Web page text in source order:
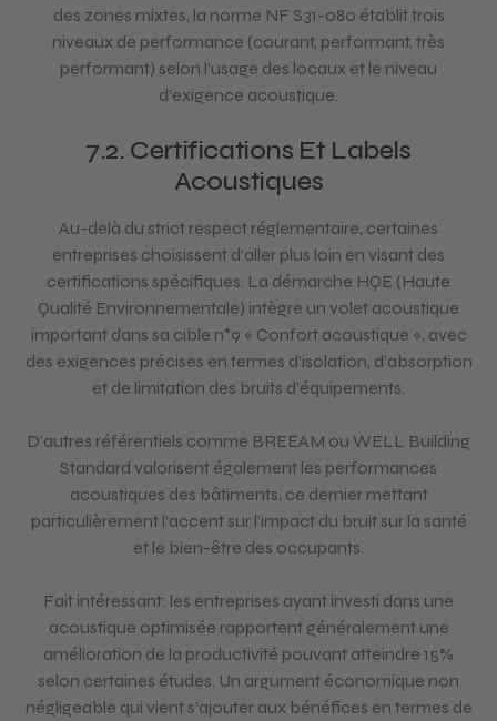
des zones mixtes, la norme NF S31-080 établit trois
niveaux de performance (courant, performant, très
performant) selon l’usage des locaux et le niveau
d’exigence acoustique.
7.2. Certifications Et Labels
Acoustiques
Au-delà du strict respect réglementaire, certaines
entreprises choisissent d’aller plus loin en visant des
certifications spécifiques. La démarche HQE (Haute
Qualité Environnementale) intègre un volet acoustique
important dans sa cible n°9 « Confort acoustique », avec
des exigences précises en termes d’isolation, d’absorption
et de limitation des bruits d’équipements.
D’autres référentiels comme BREEAM ou WELL Building
Standard valorisent également les performances
acoustiques des bâtiments, ce dernier mettant
particulièrement l’accent sur l’impact du bruit sur la santé
et le bien-être des occupants.
Fait intéressant: les entreprises ayant investi dans une
acoustique optimisée rapportent généralement une
amélioration de la productivité pouvant atteindre 15%
selon certaines études. Un argument économique non
négligeable qui vient s’ajouter aux bénéfices en termes de